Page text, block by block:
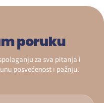
poruku
za sva pitanja i
posvećenost i pažnju.